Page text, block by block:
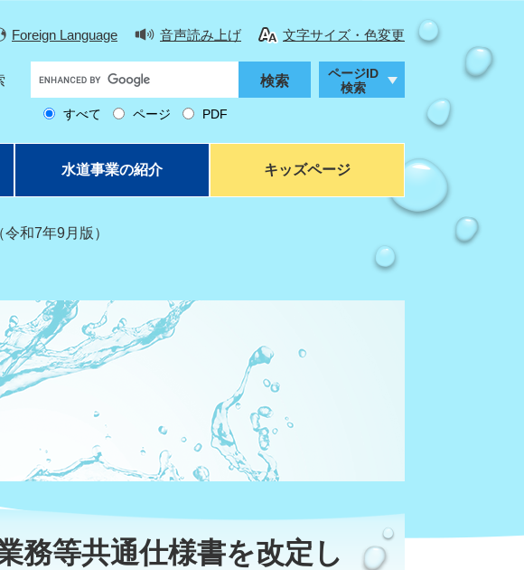
Foreign Language 音声読み上げ 文字サイズ・色変更
カ
ス
索
すべて ページ PDF
ページID
検索
水道事業の紹介 キッズページ
和7年9月版）
務等共通仕様書を改定し